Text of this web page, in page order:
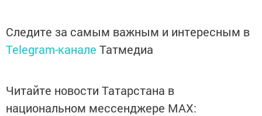
Следите за самым важным и интересным в
Telegram-канале Татмедиа
Читайте новости Татарстана в
национальном мессенджере MАХ: